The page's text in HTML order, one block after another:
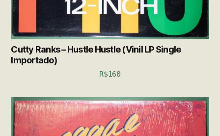
Cutty Ranks – Hustle Hustle (Vinil LP Single
Importado)
R$160